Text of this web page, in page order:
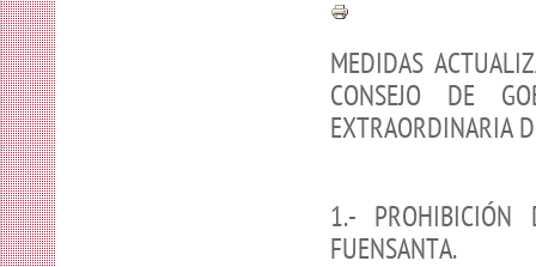
MEDIDAS
CONSEJO DE
EXTRAORDINARIA
1.- PROHIBICIÓN
FUENSANTA.